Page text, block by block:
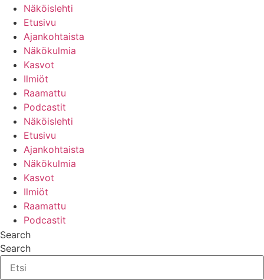
Näköislehti
Etusivu
Ajankohtaista
Näkökulmia
Kasvot
Ilmiöt
Raamattu
Podcastit
Näköislehti
Etusivu
Ajankohtaista
Näkökulmia
Kasvot
Ilmiöt
Raamattu
Podcastit
Search
Search